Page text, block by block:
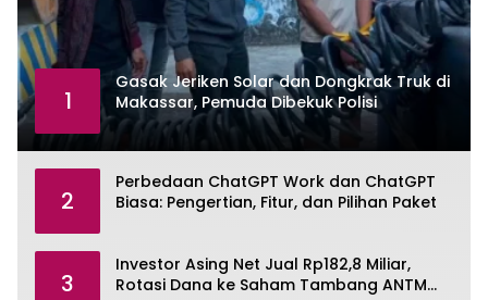
1
Gasak Jeriken Solar dan Dongkrak Truk di
Makassar, Pemuda Dibekuk Polisi
2
Perbedaan ChatGPT Work dan ChatGPT
Biasa: Pengertian, Fitur, dan Pilihan Paket
3
Investor Asing Net Jual Rp182,8 Miliar,
Rotasi Dana ke Saham Tambang ANTM